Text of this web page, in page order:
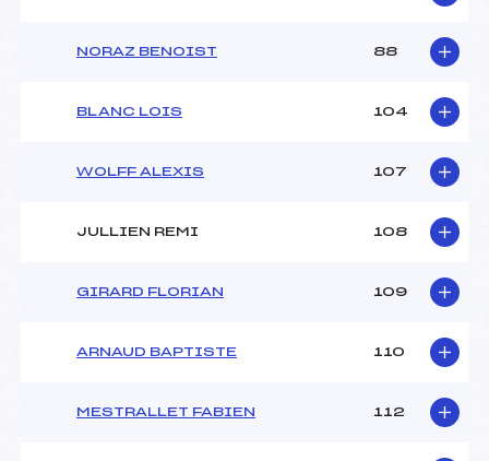
NORAZ BENOIST 88
BLANC LOIS 104
WOLFF ALEXIS 107
JULLIEN REMI 108
GIRARD FLORIAN 109
ARNAUD BAPTISTE 110
MESTRALLET FABIEN 112